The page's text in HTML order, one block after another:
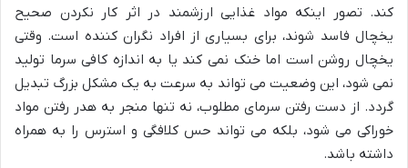
کند. تصور اینکه مواد غذایی ارزشمند در اثر کار نکردن صحیح
یخچال فاسد شوند، برای بسیاری از افراد نگران کننده است. وقتی
یخچال روشن است اما خنک نمی کند یا به اندازه کافی سرما تولید
نمی شود، این وضعیت می تواند به سرعت به یک مشکل بزرگ تبدیل
گردد. از دست رفتن سرمای مطلوب، نه تنها منجر به هدر رفتن مواد
خوراکی می شود، بلکه می تواند حس کلافگی و استرس را به همراه
داشته باشد.